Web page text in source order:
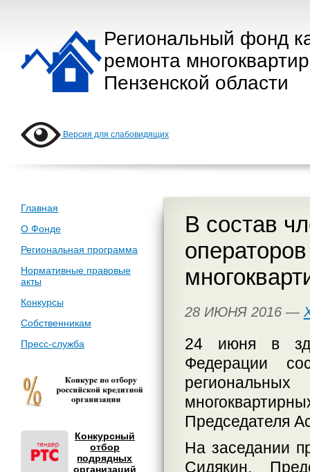
Региональный фонд
ремонта
Пензенской области
Версия для слабовидящих
Главная
О Фонде
Региональная программа
Нормативные правовые
акты
Конкурсы
Собственникам
Пресс-служба
Конкурсный
отбор
подрядных
организаций
В состав
28 ИЮНЯ 2016 —
24 июня в
Федерации
Председателя
На заседании
Сидякин,